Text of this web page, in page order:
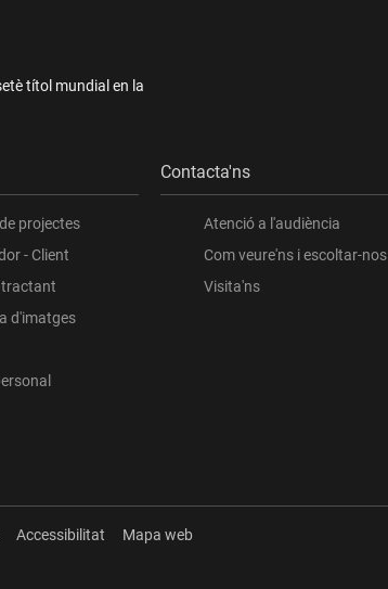
títol mundial en la
projectes
- Client
d'imatges
Contacta'ns
Atenció a l'audiència
Com veure'ns i escoltar-nos
Visita'ns
Accessibilitat Mapa web